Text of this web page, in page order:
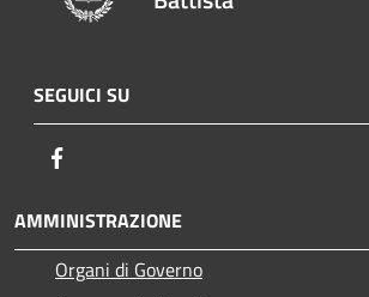
SEGUICI SU
AMMINISTRAZIONE
Organi di Governo